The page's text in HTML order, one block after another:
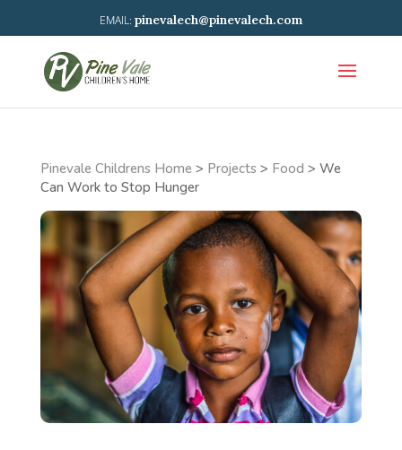
pinevalech@pinevalech.com
Pinevale Childrens Home> Projects > Food > We
Can Work to Stop Hunger